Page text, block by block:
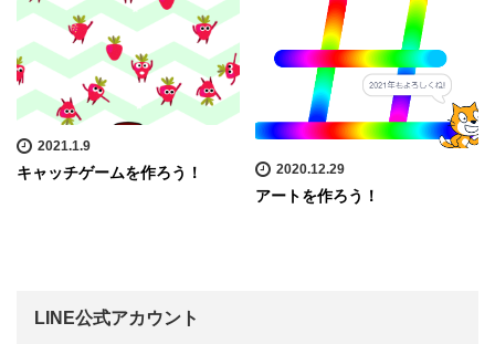
2021.1.9
キャッチゲームを作ろう！ 2020.12.29
アートを作ろう！
LINE公式アカウント